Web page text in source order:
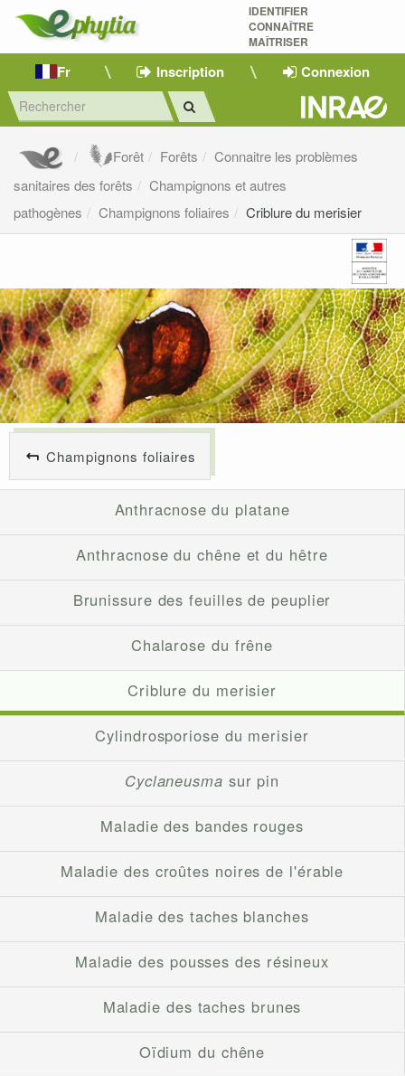
IDENTIFIER
CONNAÎTRE
MAÎTRISER
Fr Inscription Connexion
Forêt Forêts
Connaitre les problèmes
sanitaires des forêts
Champignons et autres
pathogènes
Champignons foliaires Criblure du merisier
Champignons foliaires
Anthracnose du platane
Anthracnose du chêne et du hêtre
Brunissure des feuilles de peuplier
Chalarose du frêne
Criblure du merisier
Cylindrosporiose du merisier
Cyclaneusma sur pin
Maladie des bandes rouges
Maladie des croûtes noires de l'érable
Maladie des taches blanches
Maladie des pousses des résineux
Maladie des taches brunes
Oïdium du chêne